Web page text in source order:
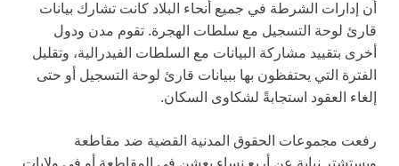
أن إدارات الشرطة في جميع أنحاء البلاد كانت تشارك بيانات
قارئ لوحة التسجيل مع سلطات الهجرة. تقوم مدن ودول
أخرى بتقييد مشاركة البيانات مع السلطات الفيدرالية، وتقليل
الفترة التي يحتفظون بها ببيانات قارئ لوحة التسجيل أو حتى
إلغاء العقود استجابةً لشكاوى السكان.
رفعت مجموعات الحقوق المدنية القضية ضد مقاطعة